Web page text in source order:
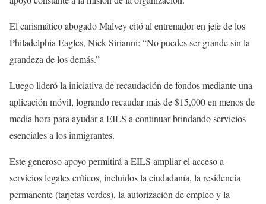
El carismático abogado Malvey citó al entrenador en jefe de los
Philadelphia Eagles, Nick Sirianni: “No puedes ser grande sin la
grandeza de los demás.”
Luego lideró la iniciativa de recaudación de fondos mediante una
aplicación móvil, logrando recaudar más de $15,000 en menos de
media hora para ayudar a EILS a continuar brindando servicios
esenciales a los inmigrantes.
Este generoso apoyo permitirá a EILS ampliar el acceso a
servicios legales críticos, incluidos la ciudadanía, la residencia
permanente (tarjetas verdes), la autorización de empleo y la